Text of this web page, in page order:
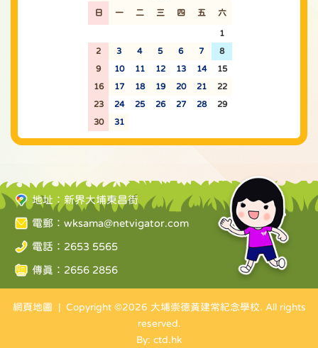
日 一 二 三 四 五 六
1
2 3 4 5 6 7 8
9 10 11 12 13 14 15
16 17 18 19 20 21 22
23 24 25 26 27 28 29
30 31
地址：新界大埔東昌街
電郵： wksama@netvigator.com
電話：2653 5565
傳真：2656 2856
網頁地圖 | Copyright ©2026 大埔崇德黃建常紀念學校. All rights
reserved.
By: ctd.hk